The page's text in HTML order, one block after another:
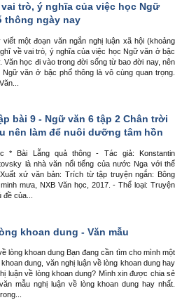
vai trò, ý nghĩa của việc học Ngữ
thông ngày nay
viết một đoạn văn ngắn nghị luận xã hội (khoảng
về vai trò, ý nghĩa của việc học Ngữ văn ở bậc
Văn học đi vào trong đời sống từ bao đời nay, nên
văn ở bậc phổ thông là vô cùng quan trọng.
bài 9 - Ngữ văn 6 tập 2 Chân trời
nên làm để nuôi dưỡng tâm hồn
* Bài Lẵng quả thông - Tác giả: Konstantin
là nhà văn nổi tiếng của nước Nga với thể
xứ văn bản: Trích từ tập truyện ngắn: Bông
mưa, NXB Văn học, 2017. - Thể loại: Truyện
của...
khoan dung - Văn mẫu
lòng khoan dung Bạn đang cần tìm cho mình một
dung, văn nghị luận về lòng khoan dung hay
luận về lòng khoan dung? Mình xin được chia sẻ
mẫu nghị luận về lòng khoan dung hay nhất.